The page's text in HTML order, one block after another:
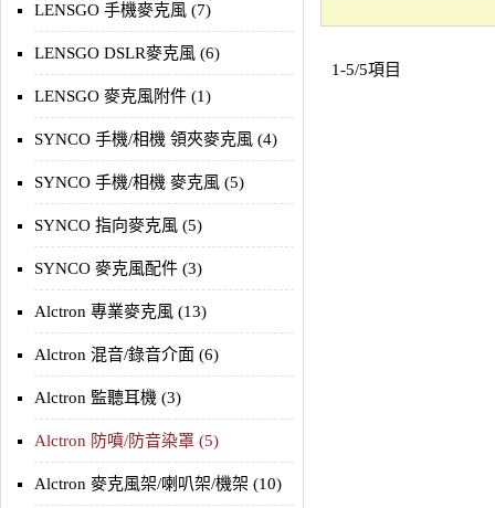
LENSGO 手機麥克風 (7)
LENSGO DSLR麥克風 (6)
LENSGO 麥克風附件 (1)
SYNCO 手機/相機 領夾麥克風 (4)
SYNCO 手機/相機 麥克風 (5)
SYNCO 指向麥克風 (5)
SYNCO 麥克風配件 (3)
Alctron 專業麥克風 (13)
Alctron 混音/錄音介面 (6)
Alctron 監聽耳機 (3)
Alctron 防噴/防音染罩 (5)
Alctron 麥克風架/喇叭架/機架 (10)
1-5/5項目